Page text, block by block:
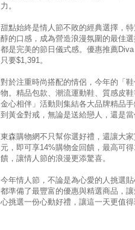
力。
甜點始終是情人節不敗的經典選擇，
醇的口感，成為營造浪漫氛圍的最佳
都是完美的節日儀式感。優惠推薦
只要$1,391。
對於注重時尚搭配的情侶，今年的「
物。精品包款、潮流運動鞋、質感皮
金心相伴」活動則集結各大品牌精品
到黃金對戒，無論是送給戀人，還是
東森購物網不只幫你選好禮，還讓大
元，即可享14%購物金回饋，最高可
饋，讓情人節的浪漫更添驚喜。
今年情人節，不論是為心愛的人挑選
都準備了最豐富的優惠與精選商品，
心挑選一份心動好禮，讓這一天更值得